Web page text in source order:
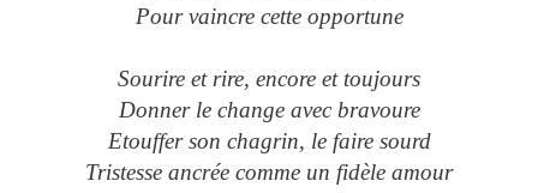
Pour vaincre cette opportune
Sourire et rire, encore et toujours
Donner le change avec bravoure
Etouffer son chagrin, le faire sourd
Tristesse ancrée comme un fidèle amour